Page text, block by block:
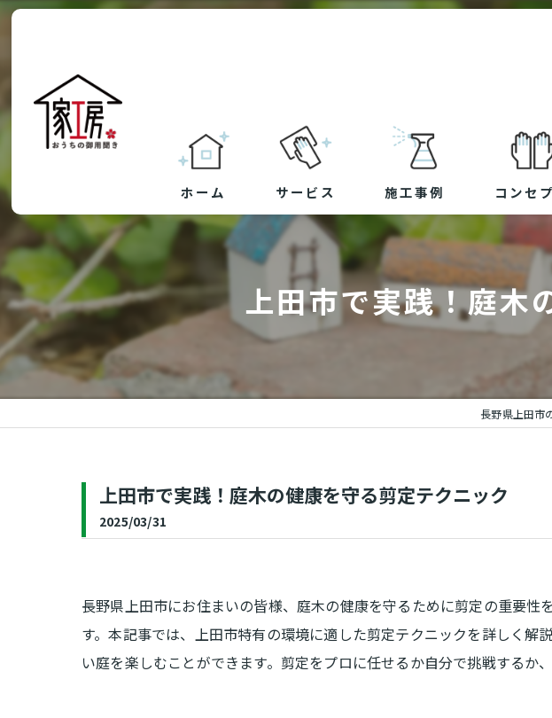
ホーム サービス
草刈り・防草シート
剪定
ハウスクリーニング
施工事例 コンセ
上田市で実践！庭木
長野県上田市
上田市で実践！庭木の健康を守る剪定テクニック
2025/03/31
長野県上田市にお住まいの皆様、庭木の健康を守るために剪定の重要
す。本記事では、上田市特有の環境に適した剪定テクニックを詳しく
い庭を楽しむことができます。剪定をプロに任せるか自分で挑戦するか